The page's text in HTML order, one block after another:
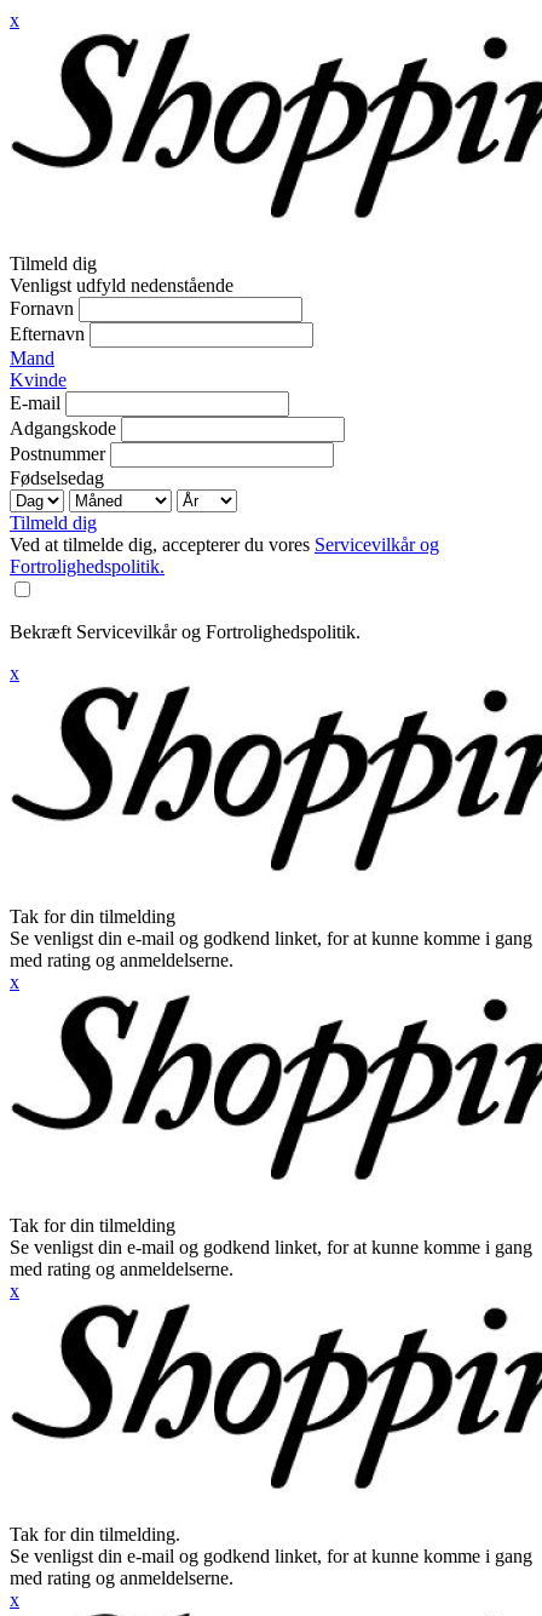
x
Tilmeld dig
Venligst udfyld nedenstående
Fornavn
Efternavn
Mand
Kvinde
E-mail
Adgangskode
Postnummer
Fødselsedag
Tilmeld dig
Ved at tilmelde dig, accepterer du vores Servicevilkår og
Fortrolighedspolitik.
Bekræft Servicevilkår og Fortrolighedspolitik.
x
Tak for din tilmelding
Se venligst din e-mail og godkend linket, for at kunne komme i gang
med rating og anmeldelserne.
x
Tak for din tilmelding
Se venligst din e-mail og godkend linket, for at kunne komme i gang
med rating og anmeldelserne.
x
Tak for din tilmelding.
Se venligst din e-mail og godkend linket, for at kunne komme i gang
med rating og anmeldelserne.
x